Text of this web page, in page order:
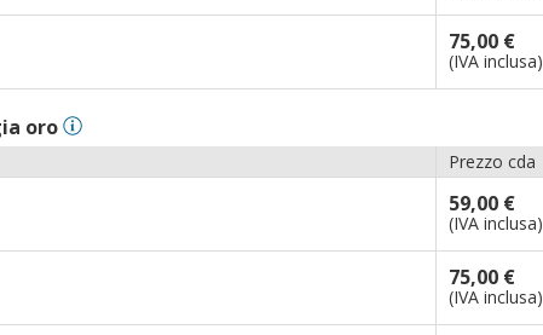
75,00 €
(IVA inclusa)
oro
Prezzo cda
59,00 €
(IVA inclusa)
75,00 €
(IVA inclusa)